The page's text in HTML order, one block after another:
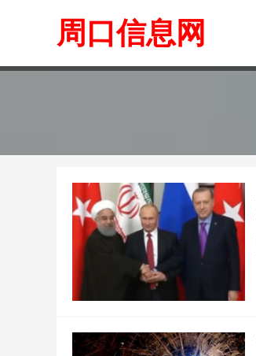
周口信息网